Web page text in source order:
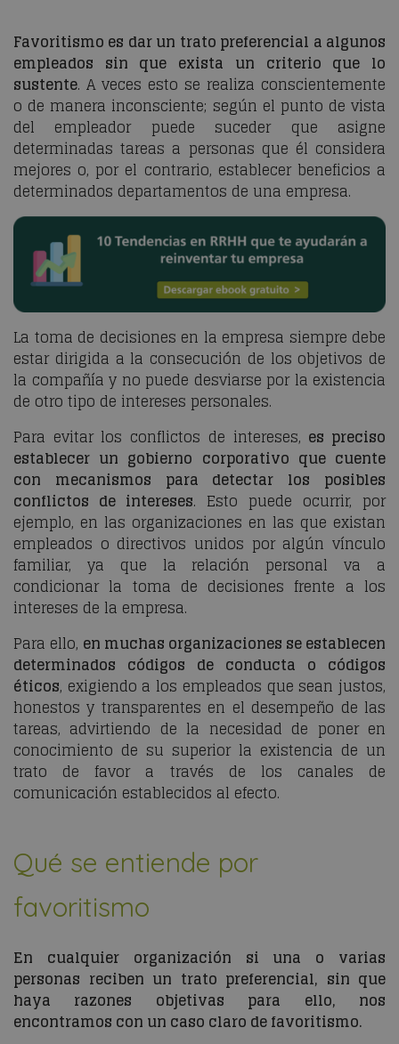
Favoritismo es dar un trato preferencial a algunos
empleados sin que exista un criterio que lo
sustente. A veces esto se realiza conscientemente
o de manera inconsciente; según el punto de vista
del empleador puede suceder que asigne
determinadas tareas a personas que él considera
mejores o, por el contrario, establecer beneficios a
determinados departamentos de una empresa.
La toma de decisiones en la empresa siempre debe
estar dirigida a la consecución de los objetivos de
la compañía y no puede desviarse por la existencia
de otro tipo de intereses personales.
Para evitar los conflictos de intereses, es preciso
establecer un gobierno corporativo que cuente
con mecanismos para detectar los posibles
conflictos de intereses. Esto puede ocurrir, por
ejemplo, en las organizaciones en las que existan
empleados o directivos unidos por algún vínculo
familiar, ya que la relación personal va a
condicionar la toma de decisiones frente a los
intereses de la empresa.
Para ello, en muchas organizaciones se establecen
determinados códigos de conducta o códigos
éticos, exigiendo a los empleados que sean justos,
honestos y transparentes en el desempeño de las
tareas, advirtiendo de la necesidad de poner en
conocimiento de su superior la existencia de un
trato de favor a través de los canales de
comunicación establecidos al efecto.
Qué se entiende por
favoritismo
En cualquier organización si una o varias
personas reciben un trato preferencial, sin que
haya razones objetivas para ello, nos
encontramos con un caso claro de favoritismo.